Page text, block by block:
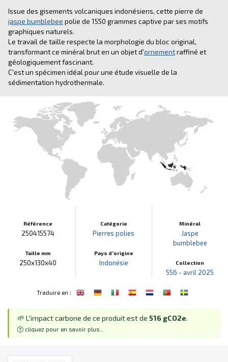
Issue des gisements volcaniques indonésiens, cette pierre de
jaspe bumblebee polie de 1550 grammes captive par ses motifs
graphiques naturels.
Le travail de taille respecte la morphologie du bloc original,
transformant ce minéral brut en un objet d'ornementraffiné et
géologiquement fascinant.
C'est un spécimen idéal pour une étude visuelle de la
sédimentation hydrothermale.
Référence
250415574
Taille mm
250x130x40
Catégorie
Pierres polies
Pays d'origine
Indonésie
Minéral
Jaspe
bumblebee
Collection
556 - avril 2025
Traduire en :
🌱 L'impact carbone de ce produit est de 516 gCO2e.
cliquez pour en savoir plus...